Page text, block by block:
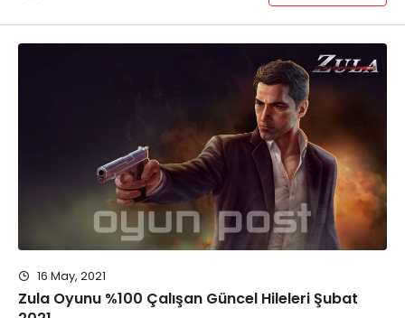
16 May, 2021
Zula Oyunu %100 Çalışan Güncel Hileleri Şubat